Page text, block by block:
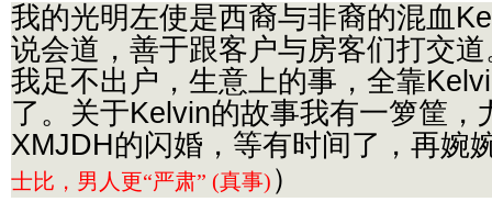
我的光明左使是西裔与非裔的混血
说会道，善于跟客户与房客们打交
我足不出户，生意上的事，全靠
了。关于Kelvin的故事我有一箩筐，
XMJDH的闪婚，等有时间了，再婉
士比，男人更“严肃” (真事) ）